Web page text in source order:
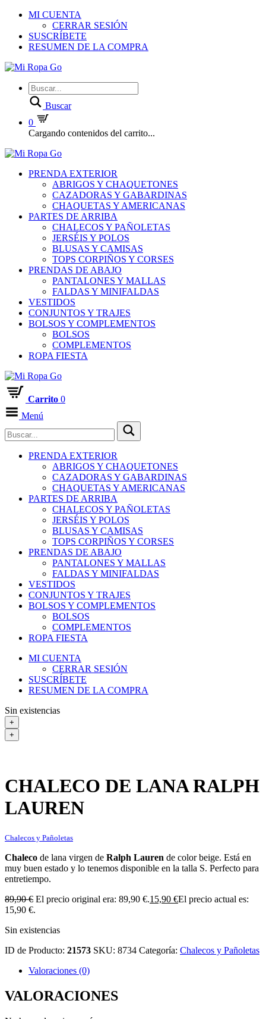
MI CUENTA
CERRAR SESIÓN
SUSCRÍBETE
RESUMEN DE LA COMPRA
Buscar
0
Cargando contenidos del carrito...
PRENDA EXTERIOR
ABRIGOS Y CHAQUETONES
CAZADORAS Y GABARDINAS
CHAQUETAS Y AMERICANAS
PARTES DE ARRIBA
CHALECOS Y PAÑOLETAS
JERSÉIS Y POLOS
BLUSAS Y CAMISAS
TOPS CORPIÑOS Y CORSES
PRENDAS DE ABAJO
PANTALONES Y MALLAS
FALDAS Y MINIFALDAS
VESTIDOS
CONJUNTOS Y TRAJES
BOLSOS Y COMPLEMENTOS
BOLSOS
COMPLEMENTOS
ROPA FIESTA
Carrito 0
Menú
PRENDA EXTERIOR
ABRIGOS Y CHAQUETONES
CAZADORAS Y GABARDINAS
CHAQUETAS Y AMERICANAS
PARTES DE ARRIBA
CHALECOS Y PAÑOLETAS
JERSÉIS Y POLOS
BLUSAS Y CAMISAS
TOPS CORPIÑOS Y CORSES
PRENDAS DE ABAJO
PANTALONES Y MALLAS
FALDAS Y MINIFALDAS
VESTIDOS
CONJUNTOS Y TRAJES
BOLSOS Y COMPLEMENTOS
BOLSOS
COMPLEMENTOS
ROPA FIESTA
MI CUENTA
CERRAR SESIÓN
SUSCRÍBETE
RESUMEN DE LA COMPRA
Sin existencias
+
+
CHALECO DE LANA RALPH
LAUREN
Chalecos y Pañoletas
Chaleco de lana virgen de Ralph Lauren de color beige. Está en
muy buen estado y lo tenemos disponible en la talla S. Perfecto para
entretiempo.
89,90€ El precio original era: 89,90 €.15,90 €El precio actual es:
15,90 €.
Sin existencias
ID de Producto: 21573 SKU: 8734 Categoría: Chalecos y Pañoletas
Valoraciones (0)
VALORACIONES